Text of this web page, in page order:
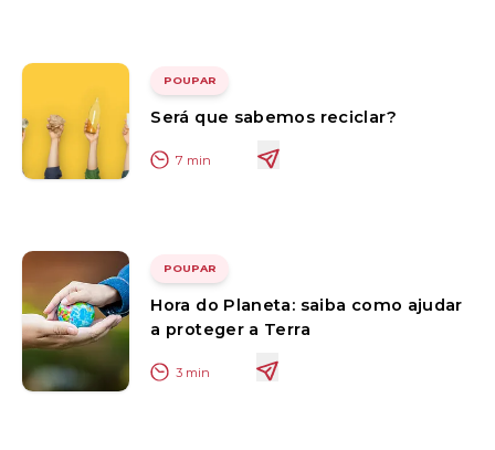
POUPAR
Será que sabemos reciclar?
7 min
POUPAR
Hora do Planeta: saiba como ajudar
a proteger a Terra
3 min